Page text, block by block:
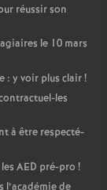
réussir son
le 10 mars
: y voir plus clair!
les
à être respecté-
AED pré-pro !